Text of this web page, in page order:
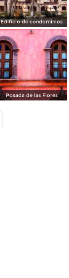
Edificio de condominios
Posada de las Flores